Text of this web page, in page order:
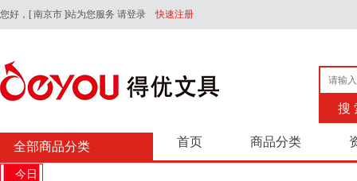
您好， [ 南京市 ]站为您服务 请登录 快速注册
搜
全部商品分类 首页 商品分类
今日